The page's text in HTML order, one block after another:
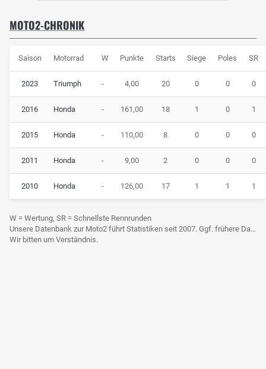
MOTO2-CHRONIK
Saison Motorrad W Punkte Starts Siege Poles SR
2023 Triumph - 4,00 20 0 0 0
2016 Honda - 161,00 18 1 0 1
2015 Honda - 110,00 8 0 0 0
2011 Honda - 9,00 2 0 0 0
2010 Honda - 126,00 17 1 1 1
W = Wertung, SR = Schnellste Rennrunden
Unsere Datenbank zur Moto2 führt Statistiken seit 2007. Ggf. frühere Daten sind derzeit noch nicht berücksichtigt.
Wir bitten um Verständnis.